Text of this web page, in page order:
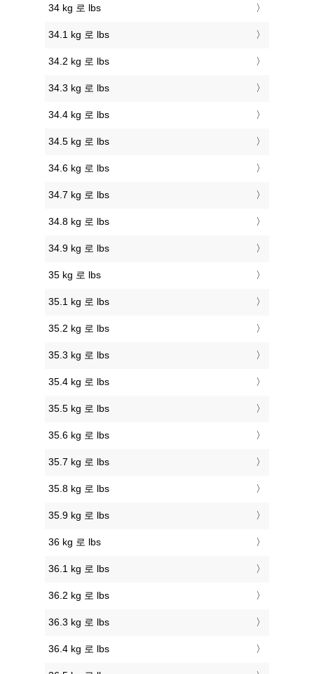
34 kg 로 lbs
34.1 kg 로 lbs
34.2 kg 로 lbs
34.3 kg 로 lbs
34.4 kg 로 lbs
34.5 kg 로 lbs
34.6 kg 로 lbs
34.7 kg 로 lbs
34.8 kg 로 lbs
34.9 kg 로 lbs
35 kg 로 lbs
35.1 kg 로 lbs
35.2 kg 로 lbs
35.3 kg 로 lbs
35.4 kg 로 lbs
35.5 kg 로 lbs
35.6 kg 로 lbs
35.7 kg 로 lbs
35.8 kg 로 lbs
35.9 kg 로 lbs
36 kg 로 lbs
36.1 kg 로 lbs
36.2 kg 로 lbs
36.3 kg 로 lbs
36.4 kg 로 lbs